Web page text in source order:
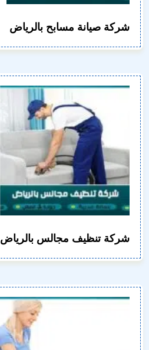
شركة صيانة مسابح بالرياض
شركة تنظيف مجالس بالرياض